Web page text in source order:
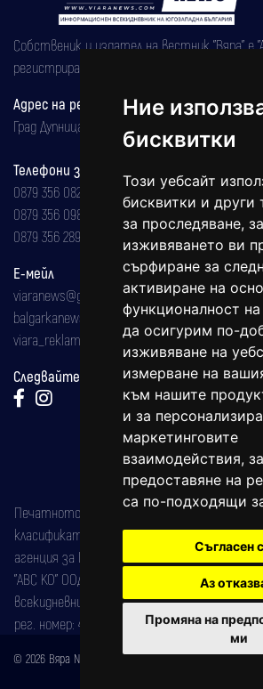
Ние
бисквитки
Този уебсайт
бисквитки и други
за проследяване,
изживяването ви
сърфиране за
активиране на
функционалност на
да осигурим по-
изживяване на
измерване на
към нашите
и за
маркетинговите
взаимодействия, за
предоставяне на
са по-подходящи
Съгласен
Аз
Промяна на
ми
Собственик и издател на вестник "Вяра" е
регистрирана на 08.05.2002 година.
Адрес на редакцията
Град Дупница, ул.''Христо Ботев" 43
Телефони за реклама и абонаменти
0879 356 082
0879 356 098
0879 356 289
Е-мейл
viaranews@gmail.com
balgarkanews@gmail.com
viara_reklama@mail.bg
Следвайте ни:
Печатното издание на вестника е
класификатор на печатните издания
агенция за ISSN) под номер: ISSN 1312-4722.
"АВС КО" ООД е притежател на марката:
всекидневник на югозападна България, със
рег. номер: 47857/11.05.2004 година.
© 2026 Вяра News Всички права запазени!